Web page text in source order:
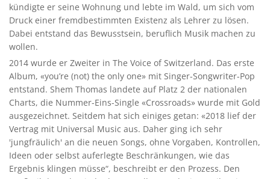
kündigte er seine Wohnung und lebte im Wald, um sich vom
Druck einer fremdbestimmten Existenz als Lehrer zu lösen.
Dabei entstand das Bewusstsein, beruflich Musik machen zu
wollen.
2014 wurde er Zweiter in The Voice of Switzerland. Das erste
Album, «you’re (not) the only one» mit Singer-Songwriter-Pop
entstand. Shem Thomas landete auf Platz 2 der nationalen
Charts, die Nummer-Eins-Single «Crossroads» wurde mit Gold
ausgezeichnet. Seitdem hat sich einiges getan: «2018 lief der
Vertrag mit Universal Music aus. Daher ging ich sehr
'jungfräulich' an die neuen Songs, ohne Vorgaben, Kontrollen,
Ideen oder selbst auferlegte Beschränkungen, wie das
Ergebnis klingen müsse“, beschreibt er den Prozess. Den